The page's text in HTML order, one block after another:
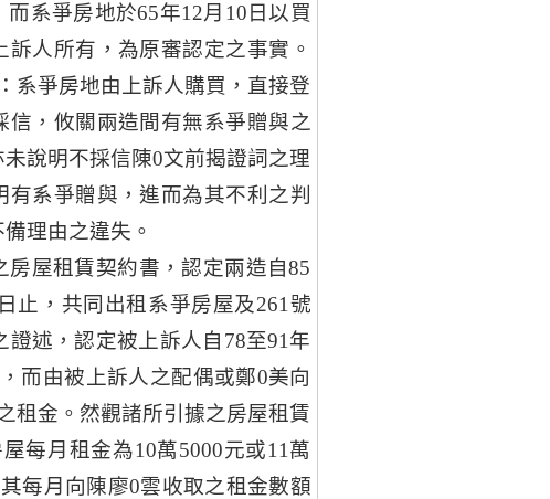
系爭房地於65年12月10日以買
人所有，為原審認定之事實。
系爭房地由上訴人購買，直接登
，攸關兩造間有無系爭贈與之
說明不採信陳0文前揭證詞之理
系爭贈與，進而為其不利之判
理由之違失。
屋租賃契約書，認定兩造自85
止，共同出租系爭房屋及261號
證述，認定被上訴人自78至91年
而由被上訴人之配偶或鄭0美向
租金。然觀諸所引據之房屋租賃
每月租金為10萬5000元或11萬
每月向陳廖0雲收取之租金數額